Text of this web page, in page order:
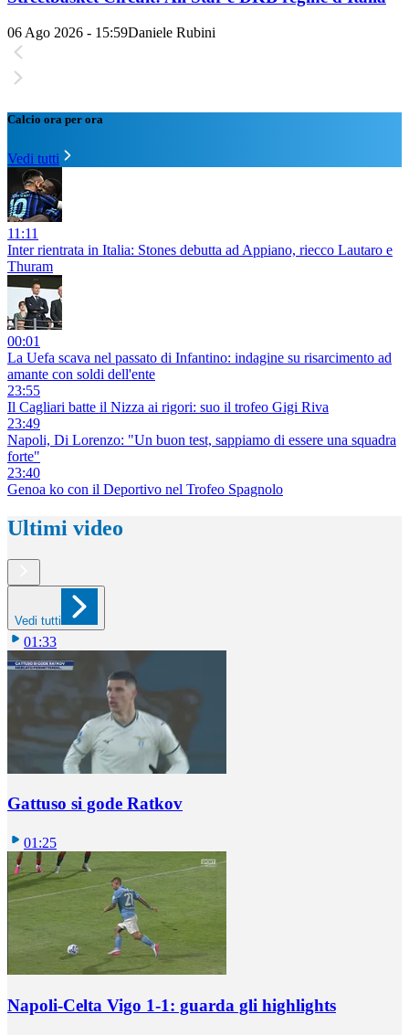
06 Ago 2026 - 15:59Daniele Rubini
Calcio ora per ora
Vedi tutti
11:11
Inter rientrata in Italia: Stones debutta ad Appiano, riecco Lautaro e
Thuram
00:01
La Uefa scava nel passato di Infantino: indagine su risarcimento ad
amante con soldi dell'ente
23:55
Il Cagliari batte il Nizza ai rigori: suo il trofeo Gigi Riva
23:49
Napoli, Di Lorenzo: "Un buon test, sappiamo di essere una squadra
forte"
23:40
Genoa ko con il Deportivo nel Trofeo Spagnolo
Ultimi video
Vedi tutti
01:33
Gattuso si gode Ratkov
01:25
Napoli-Celta Vigo 1-1: guarda gli highlights